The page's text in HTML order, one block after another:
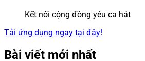
Kết nối cộng đồng yêu ca hát
Tải ứng dụng ngay tại đây!
Bài viết mới nhất